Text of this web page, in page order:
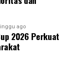
ago
2026 Perkuat